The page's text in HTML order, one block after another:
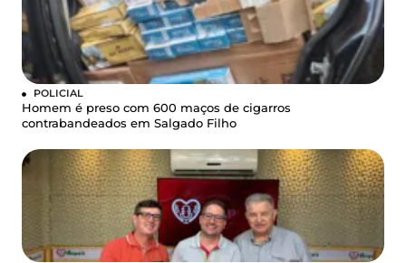
POLICIAL
Homem é preso com 600 maços de cigarros
contrabandeados em Salgado Filho